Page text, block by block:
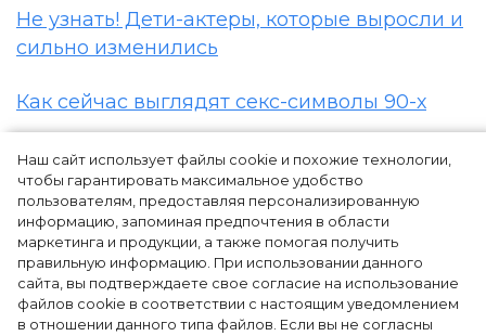
Наш сайт использует файлы cookie и похожие технологии,
чтобы гарантировать максимальное удобство
пользователям, предоставляя персонализированную
информацию, запоминая предпочтения в области
маркетинга и продукции, а также помогая получить
правильную информацию. При использовании данного
сайта, вы подтверждаете свое согласие на использование
файлов cookie в соответствии с настоящим уведомлением
в отношении данного типа файлов. Если вы не согласны
Не узнать! Дети-актеры, которые выросли и
сильно изменились
Как сейчас выглядят секс-символы 90-х